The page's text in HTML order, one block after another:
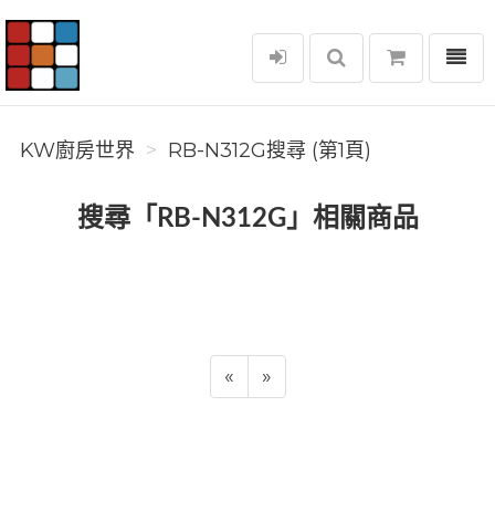
KW廚房世界
選單
KW廚房世界 RB-N312G搜尋 (第1頁)
搜尋「RB-N312G」相關商品
« »